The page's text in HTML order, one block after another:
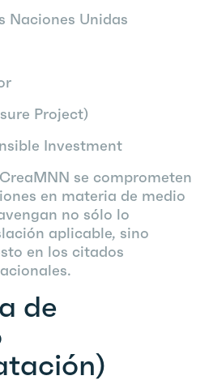
Naciones Unidas
Project)
Investment
se comprometen
en materia de medio
no sólo lo
aplicable, sino
en los citados
de